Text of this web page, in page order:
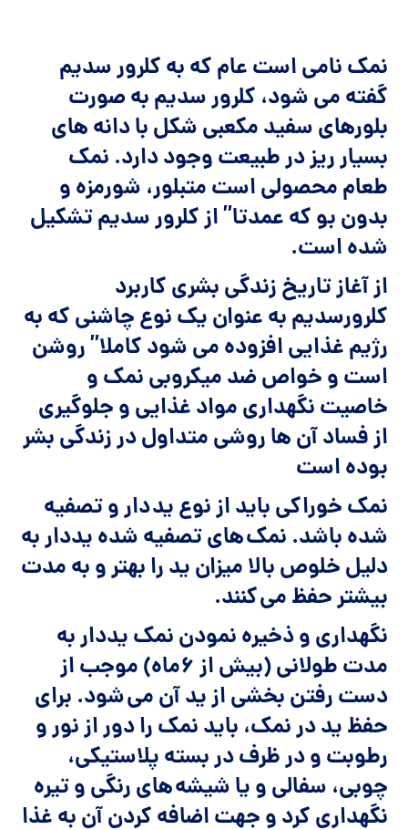
نمک نامی است عام که به کلرور سدیم
گفته می شود، کلرور سدیم به صورت
بلورهای سفید مکعبی شکل با دانه های
بسیار ریز در طبیعت وجود دارد. نمک
طعام محصولی است متبلور، شورمزه و
بدون بو که عمدتا” از کلرور سدیم تشکیل
شده است.
از آغاز تاریخ زندگی بشری کاربرد
کلرورسدیم به عنوان یک نوع چاشنی که به
رژیم غذایی افزوده می شود کاملا” روشن
است و خواص ضد میکروبی نمک و
خاصیت نگهداری مواد غذایی و جلوگیری
از فساد آن ها روشی متداول در زندگی بشر
بوده است
نمک خوراکی باید از نوع ید دار و تصفیه
شده باشد. نمک های تصفیه شده یددار به
دلیل خلوص بالا میزان ید را بهتر و به مدت
بیشتر حفظ می کنند.
نگهداری و ذخیره نمودن نمک یددار به
مدت طولانی (بیش از ۶‌ماه) موجب از
دست رفتن بخشی از ید آن می شود. برای
حفظ ید در نمک، باید نمک را دور از نور و
رطوبت و در ظرف در بسته پلاستیکی،
چوبی، سفالی و یا شیشه های رنگی و تیره
نگهداری کرد و جهت اضافه کردن آن به غذا